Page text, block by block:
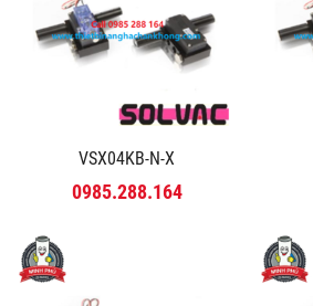
VSX04KB-N-X
0985.288.164